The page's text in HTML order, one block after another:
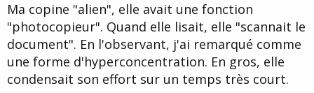
Ma copine "alien", elle avait une fonction
"photocopieur". Quand elle lisait, elle "scannait le
document". En l'observant, j'ai remarqué comme
une forme d'hyperconcentration. En gros, elle
condensait son effort sur un temps très court.